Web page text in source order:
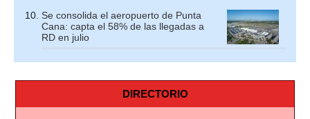
Se consolida el aeropuerto de Punta
Cana: capta el 58% de las llegadas a
RD en julio
DIRECTORIO